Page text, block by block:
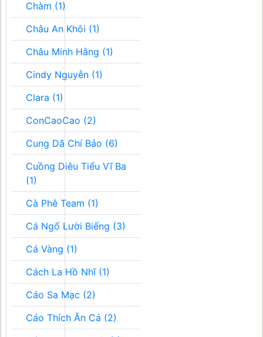
Chàm (1)
Châu An Khôi (1)
Châu Minh Hằng (1)
Cindy Nguyễn (1)
Clara (1)
ConCaoCao (2)
Cung Dã Chí Bảo (6)
Cuồng Diêu Tiểu Vĩ Ba
(1)
Cà Phê Team (1)
Cá Ngố Lười Biếng (3)
Cá Vàng (1)
Cách La Hồ Nhĩ (1)
Cáo Sa Mạc (2)
Cáo Thích Ăn Cá (2)